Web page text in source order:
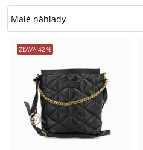
ZĽAVA 42%